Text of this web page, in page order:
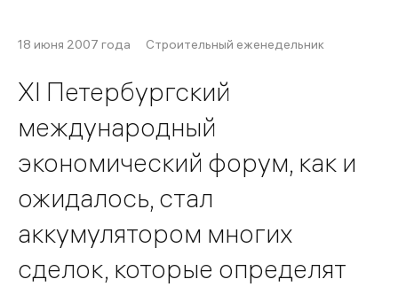
18 июня 2007 года Строительный еженедельник
ХI Петербургский
международный
экономический форум, как и
ожидалось, стал
аккумулятором многих
сделок, которые определят